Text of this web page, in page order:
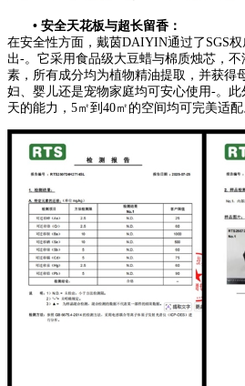
• 安全天花板与超长留香：
在安全性方面，戴茵DAIYIN通过了SGS
出-。它采用食品级大豆蜡与棉质烛芯，
素，所有成分均为植物精油提取，并获得
妇、婴儿还是宠物家庭均可安心使用-。
天的能力，5㎡到40㎡的空间均可完美适配